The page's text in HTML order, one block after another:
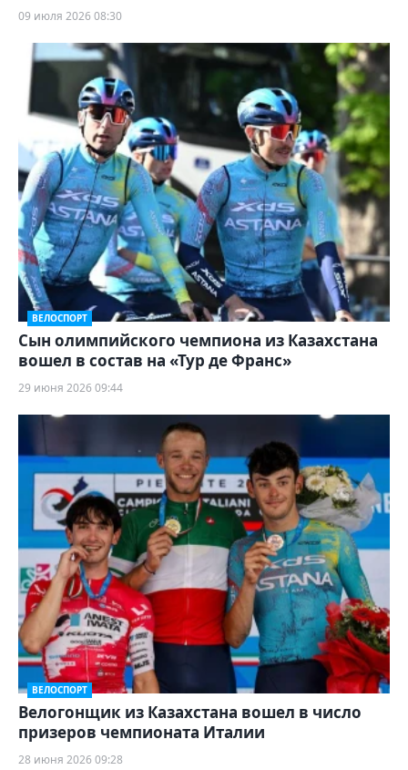
09 июля 2026 08:30
ВЕЛОСПОРТ
Сын олимпийского чемпиона из Казахстана
вошел в состав на «Тур де Франс»
29 июня 2026 09:44
ВЕЛОСПОРТ
Велогонщик из Казахстана вошел в число
призеров чемпионата Италии
28 июня 2026 09:28